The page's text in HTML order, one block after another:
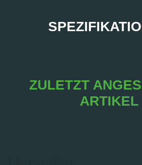
ZULETZT
ARTIKEL